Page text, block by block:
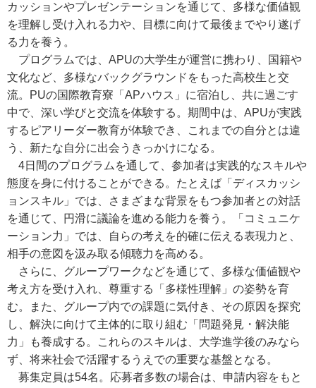
カッションやプレゼンテーションを通じて、多様な価値観
を理解し受け入れる力や、目標に向けて最後までやり遂げ
る力を養う。
プログラムでは、APUの大学生が運営に携わり、国籍や
文化など、多様なバックグラウンドをもった高校生と交
流。PUの国際教育寮「APハウス」に宿泊し、共に過ごす
中で、深い学びと交流を体験する。期間中は、APUが実践
するピアリーダー教育が体験でき、これまでの自分とは違
う、新たな自分に出会うきっかけになる。
4日間のプログラムを通して、参加者は実践的なスキルや
態度を身に付けることができる。たとえば「ディスカッシ
ョンスキル」では、さまざまな背景をもつ参加者との対話
を通じて、円滑に議論を進める能力を養う。「コミュニケ
ーション力」では、自らの考えを的確に伝える表現力と、
相手の意図を汲み取る傾聴力を高める。
さらに、グループワークなどを通じて、多様な価値観や
考え方を受け入れ、尊重する「多様性理解」の姿勢を育
む。また、グループ内での課題に気付き、その原因を探究
し、解決に向けて主体的に取り組む「問題発見・解決能
力」も養成する。これらのスキルは、大学進学後のみなら
ず、将来社会で活躍するうえでの重要な基盤となる。
募集定員は54名。応募者多数の場合は、申請内容をもと